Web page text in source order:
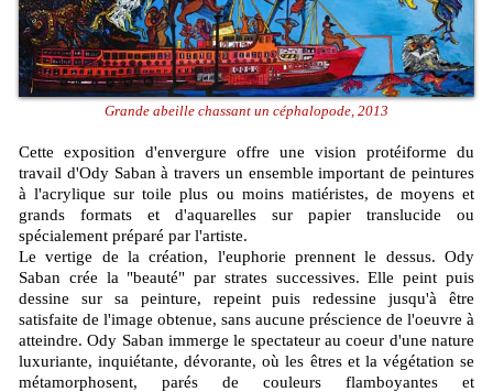
Grande abeille chassant un céphalopode, 2013
Cette exposition d'envergure offre une vision protéiforme du
travail d'Ody Saban à travers un ensemble important de peintures
à l'acrylique sur toile plus ou moins matiéristes, de moyens et
grands formats et d'aquarelles sur papier translucide ou
spécialement préparé par l'artiste.
Le vertige de la création, l'euphorie prennent le dessus. Ody
Saban crée la "beauté" par strates successives. Elle peint puis
dessine sur sa peinture, repeint puis redessine jusqu'à être
satisfaite de l'image obtenue, sans aucune préscience de l'oeuvre à
atteindre. Ody Saban immerge le spectateur au coeur d'une nature
luxuriante, inquiétante, dévorante, où les êtres et la végétation se
métamorphosent, parés de couleurs flamboyantes et